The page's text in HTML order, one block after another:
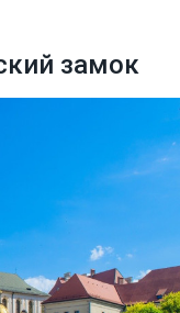
замок